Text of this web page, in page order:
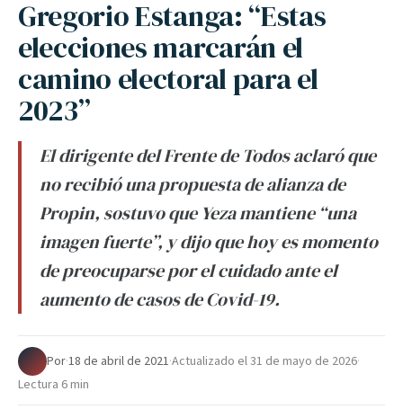
Gregorio Estanga: “Estas
elecciones marcarán el
camino electoral para el
2023”
El dirigente del Frente de Todos aclaró que
no recibió una propuesta de alianza de
Propin, sostuvo que Yeza mantiene “una
imagen fuerte”, y dijo que hoy es momento
de preocuparse por el cuidado ante el
aumento de casos de Covid-19.
Por·18 de abril de 2021·Actualizado el31 de mayo de 2026·
Lectura 6 min